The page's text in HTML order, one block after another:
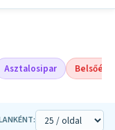
Asztalosipar